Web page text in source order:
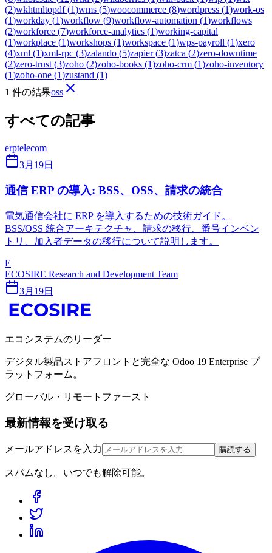
(2)wkhtmltopdf(1)wms (5)woocommerce (8)wordpress (1)work-os
(1)workday (1)workflow (9)workflow-automation (1)workflows
(2)workforce (7)workforce-analytics (1)working-capital
(1)workplace (1)workshops (1)workspace (1)wps-payroll (1)xero
(4)xml (1)xml-rpc (3)zalando (5)zapier(3)zatca (2)zero-downtime
(2)zero-trust (3)zoho (2)zoho-books (1)zoho-crm (1)zoho-inventory
(1)zoho-one (1)zustand (1)
1 件の結果oss
すべての記事
erptelecom
3月19日
通信 ERP の導入: BSS、OSS、請求の統合
電気通信会社に ERP を導入するための技術ガイド。
BSS/OSS 統合アーキテクチャ、請求の移行、番号インベン
トリ、加入者データの移行について説明します。
E
ECOSIRE Research and Development Team
3月19日
エコシステムのリーダー
デジタル製品ストアフロントと完全な Odoo 19 Enterprise プ
ラットフォーム。
グローバル・リモートファースト
最新情報を受け取る
メールアドレスを入力 購読する
スパムなし。いつでも解除可能。